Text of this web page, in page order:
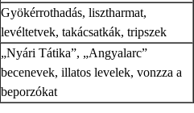
Gyökérrothadás, lisztharmat,
levéltetvek, takácsatkák, tripszek
„Nyári Tátika”, „Angyalarc”
becenevek, illatos levelek, vonzza a
beporzókat